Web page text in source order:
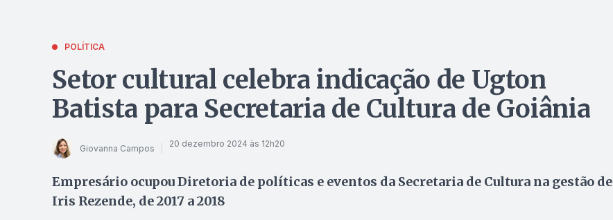
POLÍTICA
Setor cultural celebra indicação de Ugton
Batista para Secretaria de Cultura de Goiânia
Giovanna Campos 20 dezembro 2024 às 12h20
Empresário ocupou Diretoria de políticas e eventos da Secretaria de Cultura na gestão de
Iris Rezende, de 2017 a 2018